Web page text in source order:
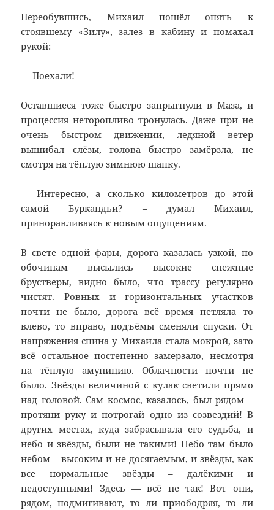
Переобувшись, Михаил пошёл опять к
стоявшему «Зилу», залез в кабину и помахал
рукой:
— Поехали!
Оставшиеся тоже быстро запрыгнули в Маза, и
процессия неторопливо тронулась. Даже при не
очень быстром движении, ледяной ветер
вышибал слёзы, голова быстро замёрзла, не
смотря на тёплую зимнюю шапку.
— Интересно, а сколько километров до этой
самой Буркандьи? – думал Михаил,
приноравливаясь к новым ощущениям.
В свете одной фары, дорога казалась узкой, по
обочинам высылись высокие снежные
брустверы, видно было, что трассу регулярно
чистят. Ровных и горизонтальных участков
почти не было, дорога всё время петляла то
влево, то вправо, подъёмы сменяли спуски. От
напряжения спина у Михаила стала мокрой, зато
всё остальное постепенно замерзало, несмотря
на тёплую амуницию. Облачности почти не
было. Звёзды величиной с кулак светили прямо
над головой. Сам космос, казалось, был рядом –
протяни руку и потрогай одно из созвездий! В
других местах, куда забрасывала его судьба, и
небо и звёзды, были не такими! Небо там было
небом – высоким и не досягаемым, и звёзды, как
все нормальные звёзды – далёкими и
недоступными! Здесь — всё не так! Вот они,
рядом, подмигивают, то ли приободряя, то ли